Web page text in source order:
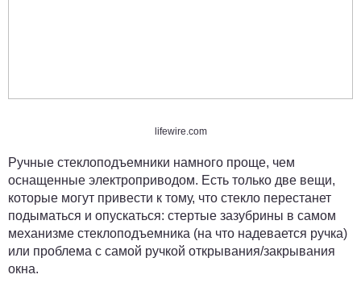
lifewire.com
Ручные стеклоподъемники намного проще, чем
оснащенные электроприводом. Есть только две вещи,
которые могут привести к тому, что стекло перестанет
подыматься и опускаться: стертые зазубрины в самом
механизме стеклоподъемника (на что надевается ручка)
или проблема с самой ручкой открывания/закрывания
окна.